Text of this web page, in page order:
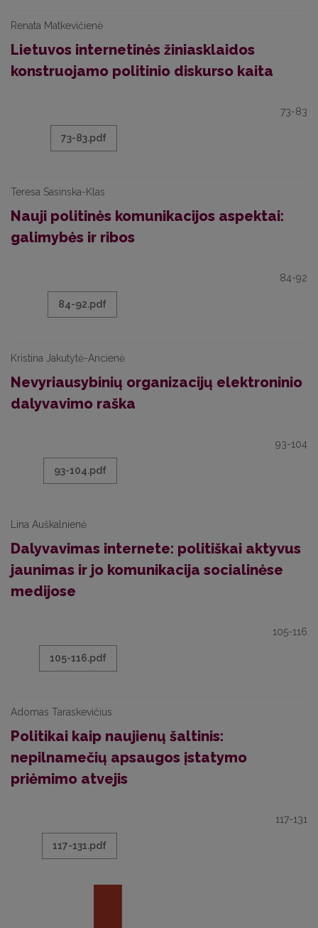
Renata Matkevičienė
Lietuvos internetinės žiniasklaidos
konstruojamo politinio diskurso kaita
73-83
73-83.pdf
Teresa Sasinska-Klas
Nauji politinės komunikacijos aspektai:
galimybės ir ribos
84-92
84-92.pdf
Kristina Jakutytė-Ancienė
Nevyriausybinių organizacijų elektroninio
dalyvavimo raška
93-104
93-104.pdf
Lina Auškalnienė
Dalyvavimas internete: politiškai aktyvus
jaunimas ir jo komunikacija socialinėse
medijose
105-116
105-116.pdf
Adomas Taraskevičius
Politikai kaip naujienų šaltinis:
nepilnamečių apsaugos įstatymo
priėmimo atvejis
117-131
117-131.pdf